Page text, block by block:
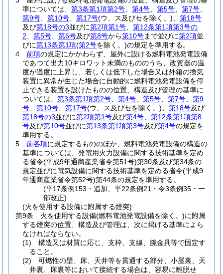
準については、 第3条第1項第2号 第4号 第5号 第7号
第9号
第10号 第17号(ウ、ス及びセを除く。)
第18号
及び第18号の3並びに第2項第1号
第12条第1項第3号の
2
第5号 第6号及び第8号から第10号まで並びに第2項並
びに第13条第1項(第2号を除く。)の規定を準用する。
4
前項の規定にかかわらず、屋外に設ける燃料電池発電設備
であつて出力10キロワット未満のもののうち、改質器の温
度が過度に上昇し、若しくは低下した場合又は外箱の換気
装置に異常が生じた場合に自動的に燃料電池発電設備を停
止できる装置を設けたものの位置、構造及び管理の基準に
ついては、 第3条第1項第2号 第4号 第5号 第7号
第9
号
第10号 第17号(ウ、ス及びセを除く。) 第18号及び
第18号の3並びに第2項第1号及び第4号
第12条第1項第8
号及び第10号並びに第13条第1項第3号及び第4号の規定を
準用する。
5
前各項に規定するもののほか、燃料電池発電設備の構造の
基準については、発電用火力設備に関する技術基準を定め
る省令(平成9年通商産業省令第51号)第30条及び第34条の
規定並びに電気設備に関する技術基準を定める省令(平成9
年通商産業省令第52号)第44条の規定を準用する。
(平17条例153・追加、平22条例21・令3条例35・一
部改正)
(火を使用する設備に附属する煙突)
第9条
火を使用する設備(燃料電池発電設備を除く。)に附属
する煙突の位置、構造及び管理は、次に掲げる基準によら
なければならない。
(1)
構造又は材質に応じ、支枠、支線、腕金具等で固定す
ること。
(2)
可燃性の壁、床、天井等を貫通する部分、小屋裏、天
井裏、床裏等において接続する場合は、容易に離脱せ